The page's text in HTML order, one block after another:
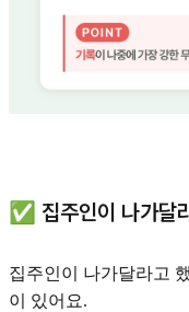
✅ 집주인이 나가달
집주인이 나가달라고
이 있어요.